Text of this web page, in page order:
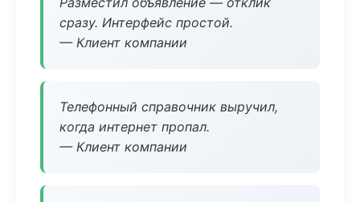
сразу. Интерфейс простой.
— Клиент компании
Телефонный справочник выручил,
когда интернет пропал.
— Клиент компании